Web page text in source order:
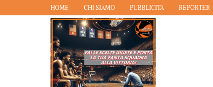
HOME CHI SIAMO PUBBLICITÀ REPORTER